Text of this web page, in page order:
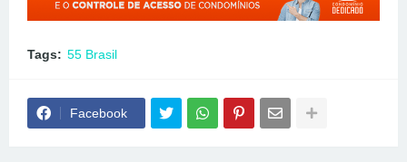
Tags: 55 Brasil
Facebook